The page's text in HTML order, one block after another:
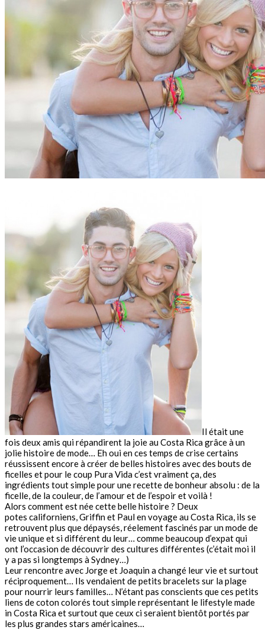
Il était une
fois deux amis qui répandirent la joie au Costa Rica grâce à un
jolie histoire de mode… Eh oui en ces temps de crise certains
réussissent encore à créer de belles histoires avec des bouts de
ficelles et pour le coup Pura Vida c’est vraiment ça, des
ingrédients tout simple pour une recette de bonheur absolu : de la
ficelle, de la couleur, de l’amour et de l’espoir et voilà !
Alors comment est née cette belle histoire ? Deux
potes californiens, Griffin et Paul en voyage au Costa Rica, ils se
retrouvent plus que dépaysés, réelement fascinés par un mode de
vie unique et si différent du leur… comme beaucoup d’expat qui
ont l’occasion de découvrir des cultures différentes (c’était moi il
y a pas si longtemps à Sydney…)
Leur rencontre avec Jorge et Joaquin a changé leur vie et surtout
réciproquement… Ils vendaient de petits bracelets sur la plage
pour nourrir leurs familles… N’étant pas conscients que ces petits
liens de coton colorés tout simple représentant le lifestyle made
in Costa Rica et surtout que ceux ci seraient bientôt portés par
les plus grandes stars américaines…